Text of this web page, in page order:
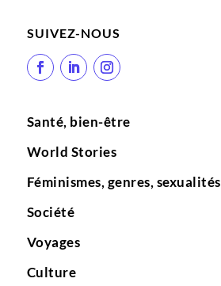
SUIVEZ-NOUS
Santé, bien-être
World Stories
Féminismes, genres, sexualités
Société
Voyages
Culture